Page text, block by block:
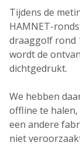
Tijdens de
HAMNET-
draaggolf rond
wordt de
dichtgedrukt.
We hebben
offline te halen
een andere
niet